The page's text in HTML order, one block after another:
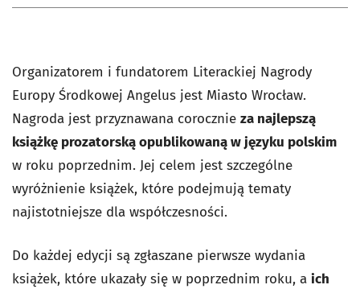
Organizatorem i fundatorem Literackiej Nagrody
Europy Środkowej Angelus jest Miasto Wrocław.
Nagroda jest przyznawana corocznie za najlepszą
książkę prozatorską opublikowaną w języku polskim
w roku poprzednim. Jej celem jest szczególne
wyróżnienie książek, które podejmują tematy
najistotniejsze dla współczesności.
Do każdej edycji są zgłaszane pierwsze wydania
książek, które ukazały się w poprzednim roku, a ich